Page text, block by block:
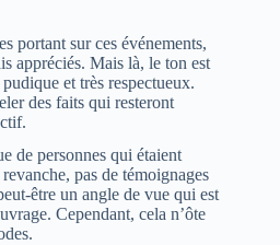
portant sur ces événements,
appréciés. Mais là, le ton est
et très respectueux.
des faits qui resteront
de personnes qui étaient
pas de témoignages
être un angle de vue qui est
Cependant, cela n’ôte